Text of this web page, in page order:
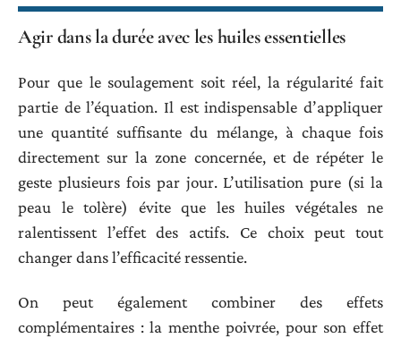
Agir dans la durée avec les huiles essentielles
Pour que le soulagement soit réel, la régularité fait
partie de l’équation. Il est indispensable d’appliquer
une quantité suffisante du mélange, à chaque fois
directement sur la zone concernée, et de répéter le
geste plusieurs fois par jour. L’utilisation pure (si la
peau le tolère) évite que les huiles végétales ne
ralentissent l’effet des actifs. Ce choix peut tout
changer dans l’efficacité ressentie.
On peut également combiner des effets
complémentaires : la menthe poivrée, pour son effet